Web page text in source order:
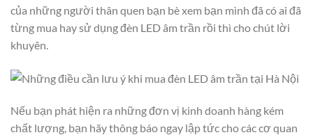
của những người thân quen bạn bè xem bạn mình đã có ai đã
từng mua hay sử dụng đèn LED âm trần rồi thì cho chút lời
khuyên.
Nếu bạn phát hiện ra những đơn vị kinh doanh hàng kém
chất lượng, bạn hãy thông báo ngay lập tức cho các cơ quan